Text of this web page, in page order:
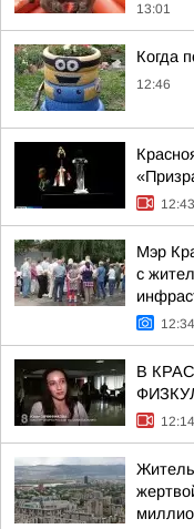
13:01
Когда
12:46
12:43
Мэр
с
12:34
В
12:14
Житель